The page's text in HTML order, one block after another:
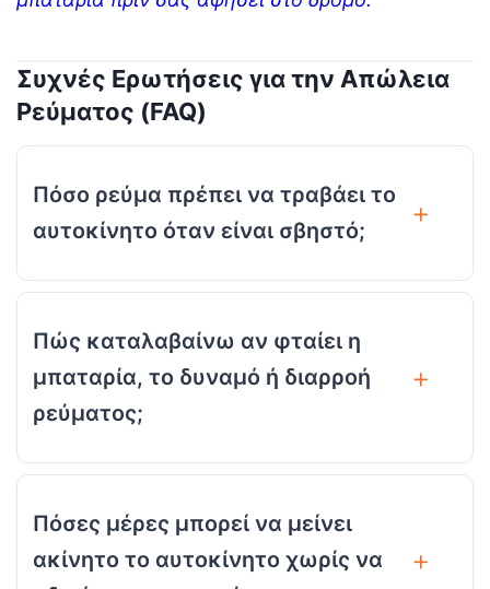
Συχνές Ερωτήσεις για την Απώλεια
Ρεύματος (FAQ)
Πόσο ρεύμα πρέπει να τραβάει το
αυτοκίνητο όταν είναι σβηστό;
Πώς καταλαβαίνω αν φταίει η
μπαταρία, το δυναμό ή διαρροή
ρεύματος;
Πόσες μέρες μπορεί να μείνει
ακίνητο το αυτοκίνητο χωρίς να